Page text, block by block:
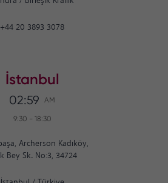
+44 20 3893 3078
İstanbul
02:59 AM
9:30 - 18:30
Archerson Kadıköy,
Bey Sk. No:3, 34724